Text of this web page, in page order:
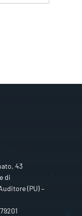
43
di
(PU) –